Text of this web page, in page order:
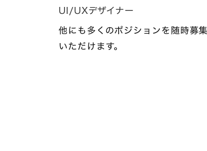
UI/UXデザイナー
他にも多くのポジションを随時募
いただけます。